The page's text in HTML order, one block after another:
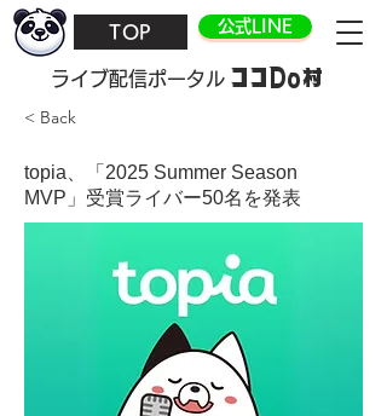
TOP 公式LINE
​ライブ配信ポータル ココDo村
< Back
topia、「2025 Summer Season
MVP」受賞ライバー50名を発表